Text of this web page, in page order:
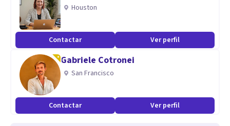
Houston
Contactar Ver perfil
Gabriele Cotronei
San Francisco
Contactar Ver perfil